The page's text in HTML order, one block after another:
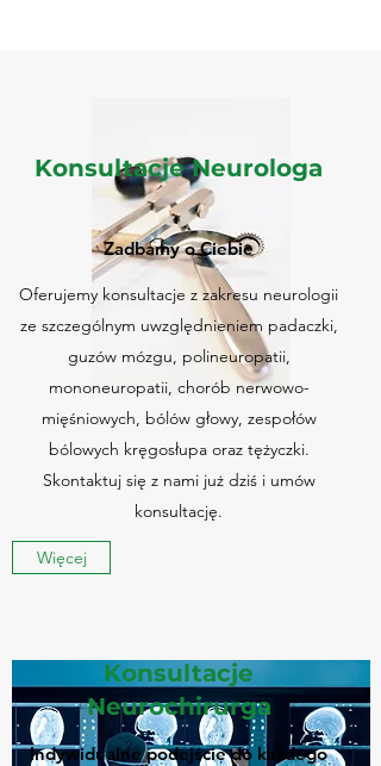
Konsultacje Neurologa
Zadbamy o Ciebie
Oferujemy konsultacje z zakresu neurologii
ze szczególnym uwzględnieniem padaczki,
guzów mózgu, polineuropatii,
mononeuropatii, chorób nerwowo-
mięśniowych, bólów głowy, zespołów
bólowych kręgosłupa oraz tężyczki.
Skontaktuj się z nami już dziś i umów
konsultację.
Więcej
Konsultacje
Neurochirurga
Indywidualne podejście do każdego